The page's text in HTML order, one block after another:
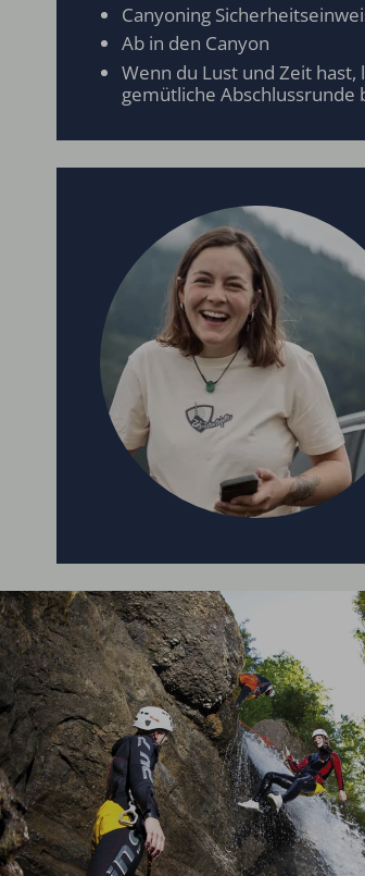
Canyoning
Ab in den Canyon
Wenn du Lust und Zeit
gemütliche